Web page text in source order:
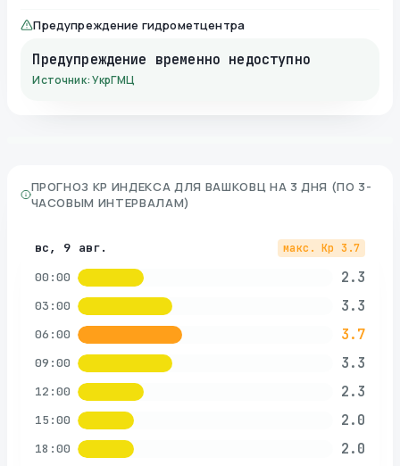
Предупреждение гидрометцентра
Предупреждение временно недоступно
Источник: УкрГМЦ
ПРОГНОЗ KP ИНДЕКСА ДЛЯ ВАШКОВЦ НА 3 ДНЯ (ПО 3-
ЧАСОВЫМ ИНТЕРВАЛАМ)
вс, 9 авг. макс. Kp 3.7
00:00 2.3
03:00 3.3
06:00 3.7
09:00 3.3
12:00 2.3
15:00 2.0
18:00 2.0